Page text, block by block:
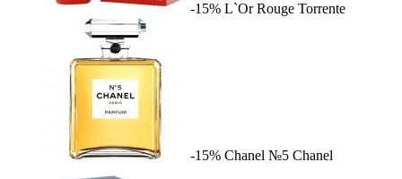
-15% L`Or Rouge Torrente
-15% Chanel №5 Chanel